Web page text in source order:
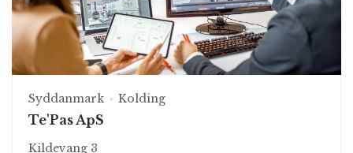
Syddanmark Kolding
Te'Pas ApS
Kildevang 3